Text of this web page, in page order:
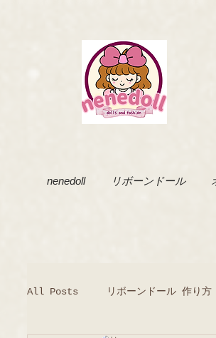
nenedoll リボーンドール
All Posts リボーンドール 作り方